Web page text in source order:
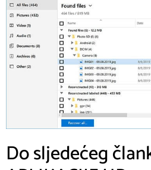
Do sljedećeg